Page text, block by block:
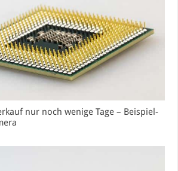
nur noch wenige Tage – Beispiel-